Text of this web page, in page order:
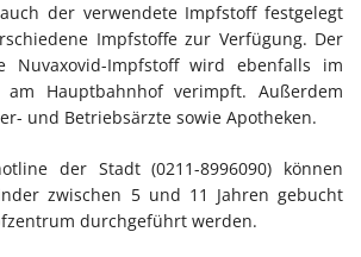
der verwendete Impfstoff festgelegt
Impfstoffe zur Verfügung. Der
Nuvaxovid-Impfstoff wird ebenfalls im
am Hauptbahnhof verimpft. Außerdem
und Betriebsärzte sowie Apotheken.
der Stadt (0211-8996090) können
zwischen 5 und 11 Jahren gebucht
durchgeführt werden.